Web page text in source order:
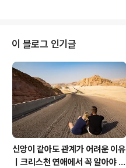
면 가장 미국에서 성공한 지극히 미국적
고 싶다. 또한 빌보드 차트의 그들의 노
는 등 많은 세인들의 주목을 받은 주옥
교감하고 있었다. 현재 2017도 꾸준히
미국 락밴드의 면모를 고스란히 지키고
미국적 밴드 즉 국민 밴드가 되어 버..
이 블로그 인기글
신앙이 같아도 관계가 어려운 이유
｜크리스천 연애에서 꼭 알아야 할